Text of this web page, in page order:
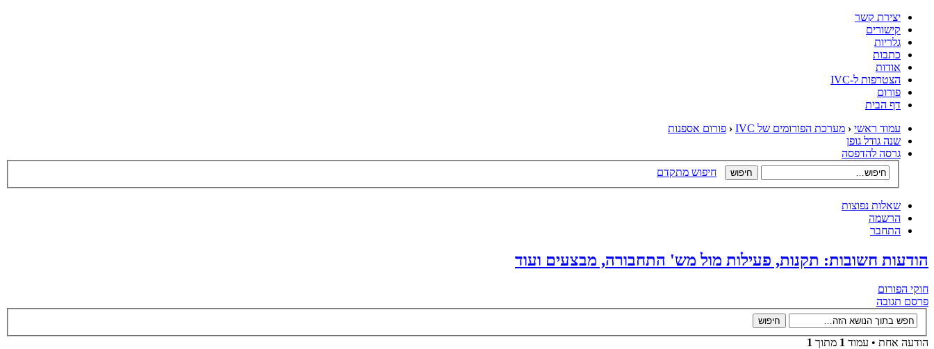
יצירת קשר
קישורים
גלריות
כתבות
אודות
הצטרפות ל-IVC
פורום
דף הבית
עמוד ראשי ‹ מערכת הפורומים של IVC ‹ פורום אספנות
שנה גודל גופן
גרסה להדפסה
חיפוש מתקדם
שאלות נפוצות
הרשמה
התחבר
הודעות חשובות: תקנות, פעילות מול מש' התחבורה, מבצעים ועוד
חוקי הפורום
פרסם תגובה
הודעה אחת • עמוד 1 מתוך 1